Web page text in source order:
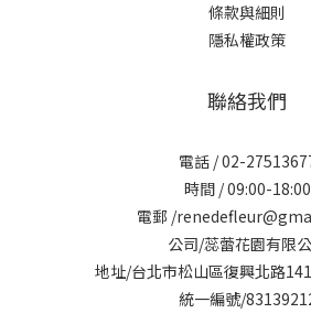
條款與細則
隱私權政策
聯絡我們
電話 / 02-
時間 / 09:00-18:00
電郵 /
公司/蕊蕾花園有限
地址/台北市松山區復興北路
統一編號/